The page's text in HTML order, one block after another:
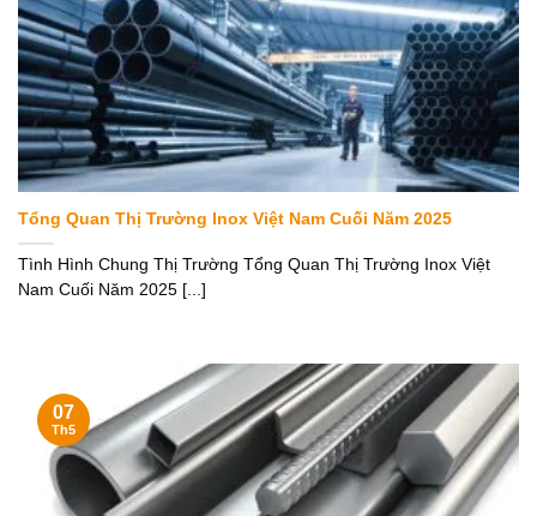
Tổng Quan Thị Trường Inox Việt Nam Cuối Năm 2025
Tình Hình Chung Thị Trường Tổng Quan Thị Trường Inox Việt
Nam Cuối Năm 2025 [...]
07
Th5